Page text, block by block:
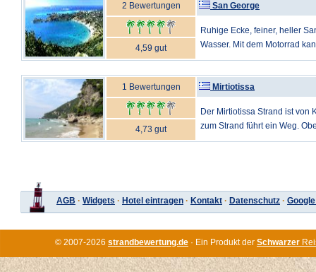
2 Bewertungen San George
Ruhige Ecke, feiner, heller
Wasser. Mit dem Motorrad
4,59 gut
1 Bewertungen Mirtiotissa
Der Mirtiotissa Strand ist von
zum Strand führt ein Weg.
4,73 gut
AGB · Widgets · Hotel eintragen · Kontakt · Datenschutz ·
© 2007-2026 strandbewertung.de · Ein Produkt der Schwarzer